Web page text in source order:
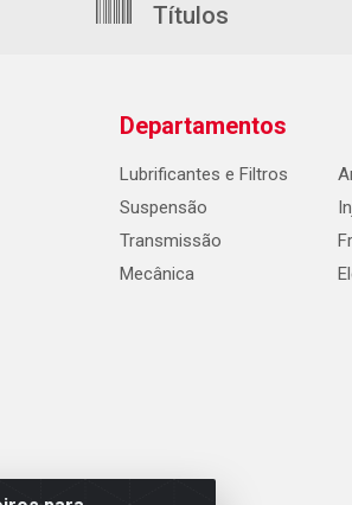
Títulos
Departamentos
Lubrificantes e Filtros
Suspensão
Transmissão
Mecânica